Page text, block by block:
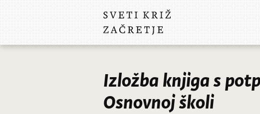
Izložba knjiga s
Osnovnoj školi